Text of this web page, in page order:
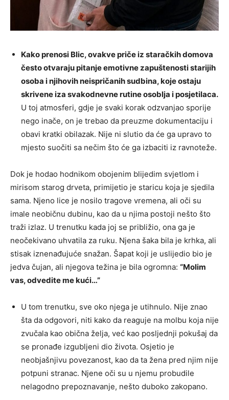
Kako prenosi Blic, ovakve priče iz staračkih domova
često otvaraju pitanje emotivne zapuštenosti starijih
osoba i njihovih neispričanih sudbina, koje ostaju
skrivene iza svakodnevne rutine osoblja i posjetilaca.
U toj atmosferi, gdje je svaki korak odzvanjao sporije
nego inače, on je trebao da preuzme dokumentaciju i
obavi kratki obilazak. Nije ni slutio da će ga upravo to
mjesto suočiti sa nečim što će ga izbaciti iz ravnoteže.
Dok je hodao hodnikom obojenim blijedim svjetlom i
mirisom starog drveta, primijetio je staricu koja je sjedila
sama. Njeno lice je nosilo tragove vremena, ali oči su
imale neobičnu dubinu, kao da u njima postoji nešto što
traži izlaz. U trenutku kada joj se približio, ona ga je
neočekivano uhvatila za ruku. Njena šaka bila je krhka, ali
stisak iznenađujuće snažan. Šapat koji je uslijedio bio je
jedva čujan, ali njegova težina je bila ogromna: “Molim
vas, odvedite me kući…”
U tom trenutku, sve oko njega je utihnulo. Nije znao
šta da odgovori, niti kako da reaguje na molbu koja nije
zvučala kao obična želja, već kao posljednji pokušaj da
se pronađe izgubljeni dio života. Osjetio je
neobjašnjivu povezanost, kao da ta žena pred njim nije
potpuni stranac. Njene oči su u njemu probudile
nelagodno prepoznavanje, nešto duboko zakopano.